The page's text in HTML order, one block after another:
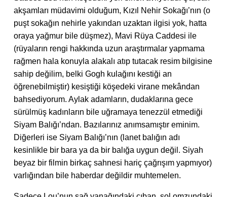
akşamları müdavimi olduğum, Kızıl Nehir Sokağı’nın (o
puşt sokağın nehirle yakından uzaktan ilgisi yok, hatta
oraya yağmur bile düşmez), Mavi Rüya Caddesi ile
(rüyaların rengi hakkında uzun araştırmalar yapmama
rağmen hala konuyla alakalı atıp tutacak resim bilgisine
sahip değilim, belki Gogh kulağını kestiği an
öğrenebilmiştir) kesiştiği köşedeki virane mekândan
bahsediyorum. Aylak adamların, dudaklarına gece
sürülmüş kadınların bile uğramaya tenezzül etmediği
Siyam Balığı’ndan. Bazılarınız anımsamıştır eminim.
Diğerleri ise Siyam Balığı’nın (lanet balığın adı
kesinlikle bir bara ya da bir balığa uygun değil. Siyah
beyaz bir filmin birkaç sahnesi hariç çağrışım yapmıyor)
varlığından bile haberdar değildir muhtemelen.